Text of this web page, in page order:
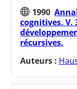
1990
cognitives. V.
récursives.
Auteurs :